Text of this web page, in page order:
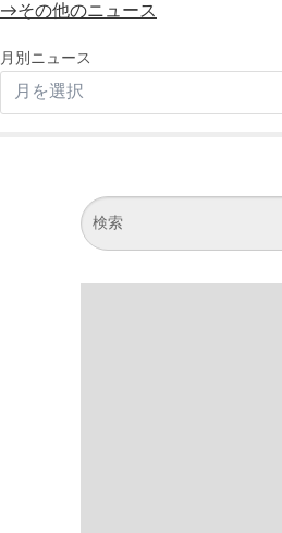
→その他のニュース
月別ニュース